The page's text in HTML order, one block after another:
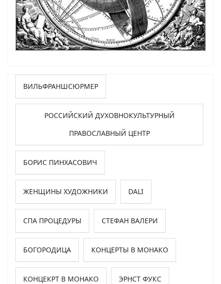
ВИЛЬФРАНШСЮРМЕР
РОССИЙСКИЙ ДУХОВНОКУЛЬТУРНЫЙ
ПРАВОСЛАВНЫЙ ЦЕНТР
БОРИС ПИНХАСОВИЧ
ЖЕНЩИНЫ ХУДОЖНИКИ DALI
СПА ПРОЦЕДУРЫ СТЕФАН ВАЛЕРИ
БОГОРОДИЦА КОНЦЕРТЫ В МОНАКО
КОНЦЕКРТ В МОНАКО ЭРНСТ ФУКС